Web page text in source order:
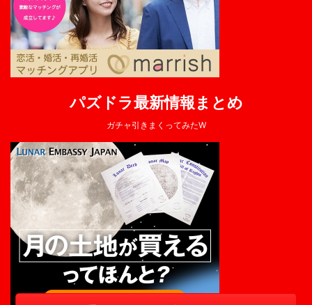
パズドラ最新情報まとめ
ガチャ引きまくってみたW